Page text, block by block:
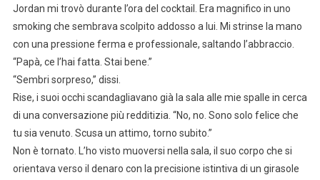
Jordan mi trovò durante l’ora del cocktail. Era magnifico in uno
smoking che sembrava scolpito addosso a lui. Mi strinse la mano
con una pressione ferma e professionale, saltando l’abbraccio.
“Papà, ce l’hai fatta. Stai bene.”
“Sembri sorpreso,” dissi.
Rise, i suoi occhi scandagliavano già la sala alle mie spalle in cerca
di una conversazione più redditizia. “No, no. Sono solo felice che
tu sia venuto. Scusa un attimo, torno subito.”
Non è tornato. L’ho visto muoversi nella sala, il suo corpo che si
orientava verso il denaro con la precisione istintiva di un girasole